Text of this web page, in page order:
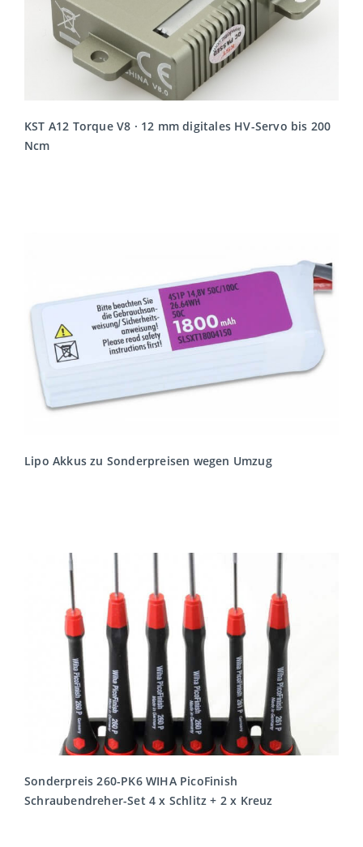
KST A12 Torque V8 · 12 mm digitales HV-Servo bis 200
Ncm
Lipo Akkus zu Sonderpreisen wegen Umzug
Sonderpreis 260-PK6 WIHA PicoFinish
Schraubendreher-Set 4 x Schlitz + 2 x Kreuz